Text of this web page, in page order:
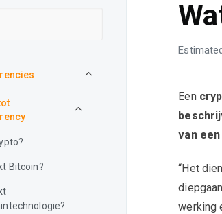
Bitcoin?
Een
van
“Het
werking